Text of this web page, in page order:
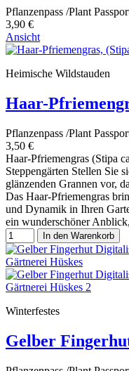
Pflanzenpass /Plant
3,90 €
Ansicht
Heimische Wildstauden
Haar-
Pflanzenpass /Plant
3,50 €
Haar-Pfriemengras (Stipa
Steppengärten Stellen Sie
glänzenden Grannen vor,
Das Haar-Pfriemengras
und Dynamik in Ihren
ein wunderschöner
In den Warenkorb
Winterfestes
Gelber